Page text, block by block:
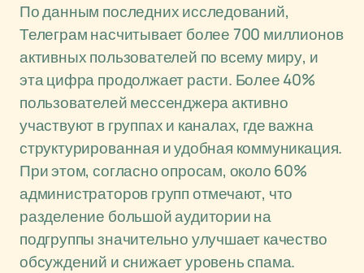
По данным последних исследований,
Телеграм насчитывает более 700 миллионов
активных пользователей по всему миру, и
эта цифра продолжает расти. Более 40%
пользователей мессенджера активно
участвуют в группах и каналах, где важна
структурированная и удобная коммуникация.
При этом, согласно опросам, около 60%
администраторов групп отмечают, что
разделение большой аудитории на
подгруппы значительно улучшает качество
обсуждений и снижает уровень спама.